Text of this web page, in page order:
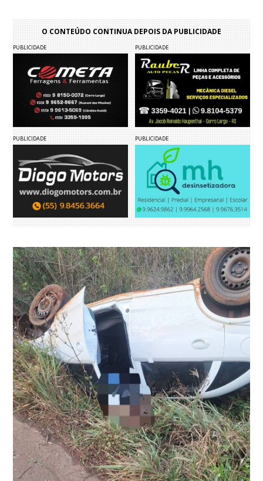
O CONTEÚDO CONTINUA DEPOIS DA PUBLICIDADE
PUBLICIDADE PUBLICIDADE
PUBLICIDADE PUBLICIDADE